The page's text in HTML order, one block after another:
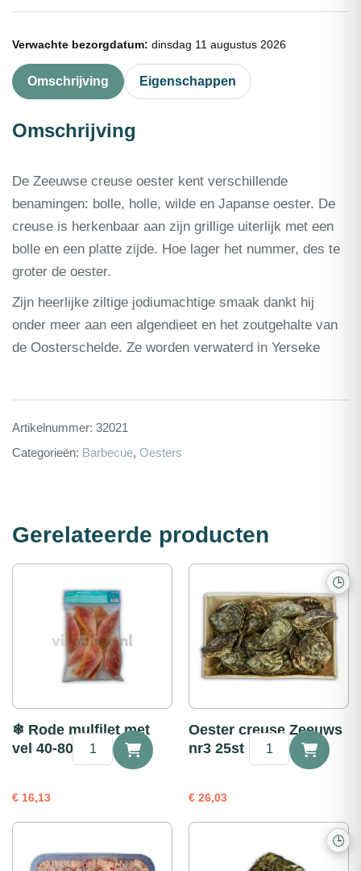
Verwachte bezorgdatum: dinsdag 11 augustus 2026
Omschrijving Eigenschappen
Omschrijving
De Zeeuwse creuse oester kent verschillende
benamingen: bolle, holle, wilde en Japanse oester. De
creuse is herkenbaar aan zijn grillige uiterlijk met een
bolle en een platte zijde. Hoe lager het nummer, des te
groter de oester.
Zijn heerlijke ziltige jodiumachtige smaak dankt hij
onder meer aan een algendieet en het zoutgehalte van
de Oosterschelde. Ze worden verwaterd in Yerseke
Artikelnummer: 32021
Categorieën: Barbecue, Oesters
Gerelateerde producten
❄ Rode mulfilet met
vel 40-80g 1kg
€ 16,13
Rode
40-
1kg
🕒
Oester creuse Zeeuws
nr3 25st
€ 26,03
creuse
aantal
🕒